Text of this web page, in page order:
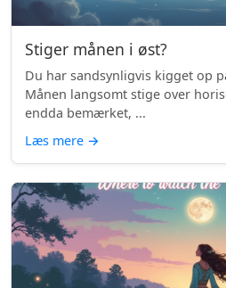
Stiger månen i øst?
Du har sandsynligvis kigget op
Månen langsomt stige over
endda bemærket, ...
Læs mere →